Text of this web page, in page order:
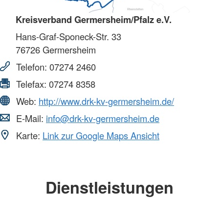
Kreisverband Germersheim/Pfalz e.V.
Hans-Graf-Sponeck-Str. 33
76726Germersheim
Telefon: 07274 2460
Telefax: 07274 8358
Web: http://www.drk-kv-germersheim.de/
E-Mail: info@drk-kv-germersheim.de
Karte: Link zur Google Maps Ansicht
Dienstleistungen